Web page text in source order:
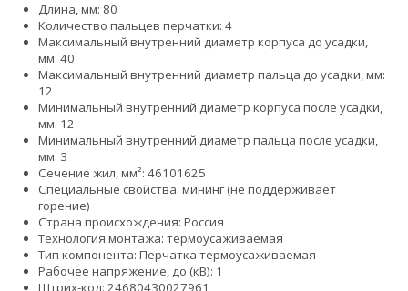
Длина, мм: 80
Количество пальцев перчатки: 4
Максимальный внутренний диаметр корпуса до усадки,
мм: 40
Максимальный внутренний диаметр пальца до усадки, мм:
12
Минимальный внутренний диаметр корпуса после усадки,
мм: 12
Минимальный внутренний диаметр пальца после усадки,
мм: 3
Сечение жил, мм²: 46101625
Специальные свойства: мининг (не поддерживает
горение)
Страна происхождения: Россия
Технология монтажа: термоусаживаемая
Тип компонента: Перчатка термоусаживаемая
Рабочее напряжение, до (кВ): 1
Штрих-код: 24680430027961